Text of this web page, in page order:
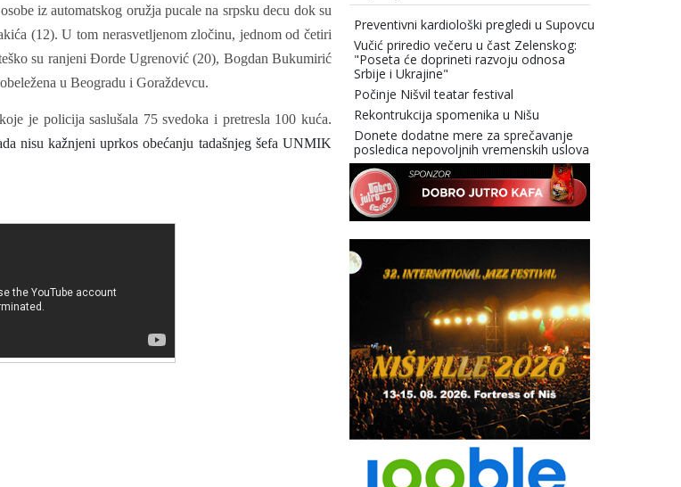
iz automatskog oružja pucale na srpsku decu dok su
(12). U tom nerasvetljenom zločinu, jednom od četiri
su ranjeni Đorde Ugrenović (20), Bogdan Bukumirić
u Beogradu i Goraždevcu.
je policija saslušala 75 svedoka i pretresla 100 kuća.
nisu kažnjeni uprkos obećanju tadašnjeg šefa UNMIK
Preventivni kardiološki pregledi u Supovcu
Vučić priredio večeru u čast Zelenskog:
"Poseta će doprineti razvoju odnosa
Srbije i Ukrajine"
Počinje Nišvil teatar festival
Rekontrukcija spomenika u Nišu
Donete dodatne mere za sprečavanje
posledica nepovoljnih vremenskih uslova